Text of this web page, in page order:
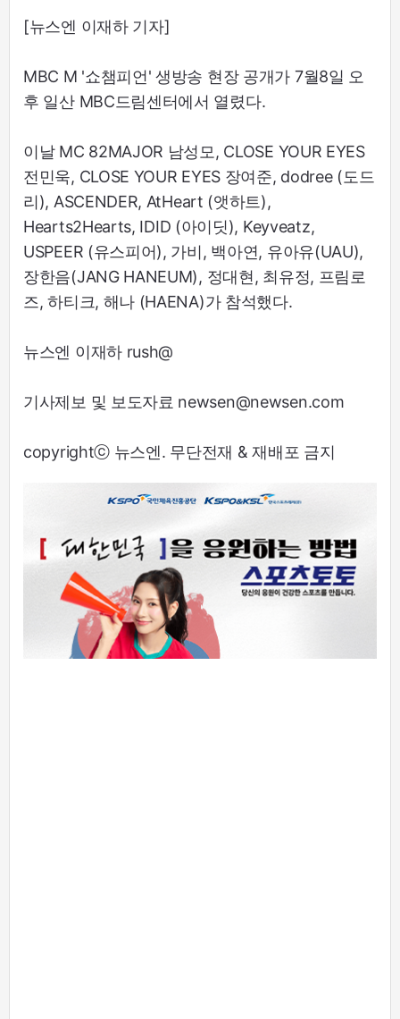
[뉴스엔 이재하 기자]
MBC M '쇼챔피언' 생방송 현장 공개가 7월8일 오
후 일산 MBC드림센터에서 열렸다.
이날 MC 82MAJOR 남성모, CLOSE YOUR EYES
전민욱, CLOSE YOUR EYES 장여준, dodree (도드
리), ASCENDER, AtHeart (앳하트),
Hearts2Hearts, IDID (아이딧), Keyveatz,
USPEER (유스피어), 가비, 백아연, 유아유(UAU),
장한음(JANG HANEUM), 정대현, 최유정, 프림로
즈, 하티크, 해나 (HAENA)가 참석했다.
뉴스엔 이재하 rush@
기사제보 및 보도자료 newsen@newsen.com
copyrightⓒ 뉴스엔. 무단전재 & 재배포 금지